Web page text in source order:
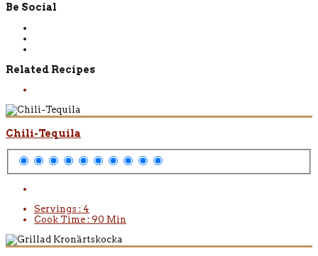
Be Social
Related Recipes
Chili-Tequila
Servings : 4
Cook Time : 90 Min